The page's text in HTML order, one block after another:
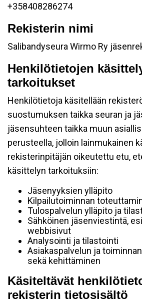
+358408286274
Rekisterin nimi
Salibandyseura Wirmo Ry
Henkilötietojen
tarkoitukset
Henkilötietoja käsitellään
suostumuksen taikka seuran ja
jäsensuhteen taikka muun
perusteella, jolloin lainmukainen
rekisterinpitäjän oikeutettu etu,
käsittelyn tarkoituksiin:
Jäsenyyksien ylläpito
Kilpailutoiminnan
Tulospalvelun ylläpito ja
Sähköinen jäsenviestintä,
webbisivut
Analysointi ja tilastointi
Asiakaspalvelun ja
sekä kehittäminen
Käsiteltävät
rekisterin tietosisältö